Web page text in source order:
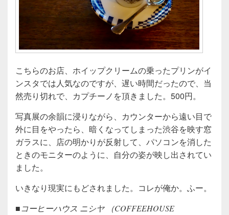
こちらのお店、ホイップクリームの乗ったプリンがイ
ンスタでは人気なのですが、遅い時間だったので、当
然売り切れで、カプチーノを頂きました。500円。
写真展の余韻に浸りながら、カウンターから遠い目で
外に目をやったら、暗くなってしまった渋谷を映す窓
ガラスに、店の明かりが反射して、パソコンを消した
ときのモニターのように、自分の姿が映し出されてい
ました。
いきなり現実にもどされました。コレが俺か。ふー。
■コーヒーハウス ニシヤ （COFFEEHOUSE